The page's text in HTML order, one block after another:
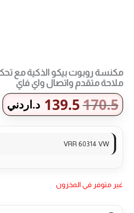
مكنسة روبوت بيكو الذكية مع
ملاحة متقدم واتصال واي فاي
170.5
139.5 د.اردني
VRR 60314 VW
غير متوفر في المخزون